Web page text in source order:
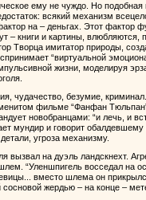
ему не чуждо. Но подобная
всякий механизм всецело
на – деньгах. Этот фактор
– книги и картины, влюбляются,
Творца имитатор природы,
“виртуальной
жизни, моделируя
чудачество, безумие,
фильме “Фанфан Тюльпан”
новобранцами: “и лечь, и
мундир и говорит
угроза механизму.
вызвал на дуэль ландскнехт.
“Уленшпигель восседал на
вместо шлема он
жердью – на конце –